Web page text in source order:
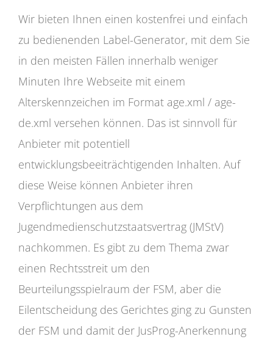
Wir bieten Ihnen einen kostenfrei und einfach
zu bedienenden Label-Generator, mit dem Sie
in den meisten Fällen innerhalb weniger
Minuten Ihre Webseite mit einem
Alterskennzeichen im Format age.xml / age-
de.xml versehen können. Das ist sinnvoll für
Anbieter mit potentiell
entwicklungsbeeiträchtigenden Inhalten. Auf
diese Weise können Anbieter ihren
Verpflichtungen aus dem
Jugendmedienschutzstaatsvertrag (JMStV)
nachkommen. Es gibt zu dem Thema zwar
einen Rechtsstreit um den
Beurteilungsspielraum der FSM, aber die
Eilentscheidung des Gerichtes ging zu Gunsten
der FSM und damit der JusProg-Anerkennung